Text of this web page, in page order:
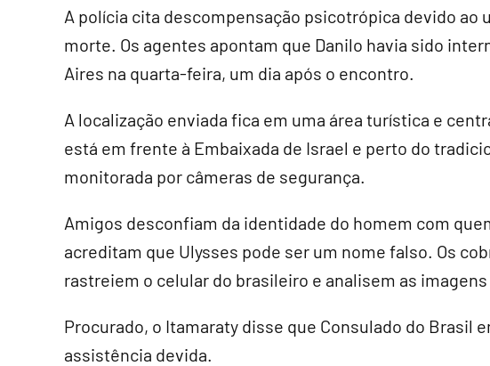
A polícia cita descompensação psicotrópica devido ao
morte. Os agentes apontam que Danilo havia sido
Aires na quarta-feira, um dia após o encontro.
A localização enviada fica em uma área turística e
está em frente à Embaixada de Israel e perto do
monitorada por câmeras de segurança.
Amigos desconfiam da identidade do homem com
acreditam que Ulysses pode ser um nome falso. Os
rastreiem o celular do brasileiro e analisem as
Procurado, o Itamaraty disse que Consulado do Brasil
assistência devida.